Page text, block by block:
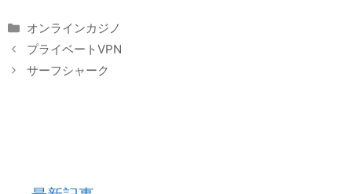
Categories
オンラインカジノ
プライベートVPN
サーフシャーク